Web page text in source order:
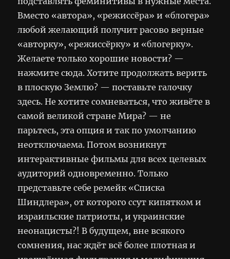
Вместо «автора», «режиссёра» и «блогера»
любой желающий получит расово верные
«авторку», «режиссёрку» и «блогерку».
Желаете только хорошие новости? —
нажмите сюда. Хотите продолжать верить
в плоскую Землю? — поставьте галочку
здесь. Не хотите сомневаться, что живёте в
самой великой стране Мира? — не
парьтесь, эта опция и так по умолчанию
неотключаема. Потом возникнут
интерактивные фильмы для всех целевых
аудиторий одновременно. Только
представьте себе ремейк «Списка
Шиндлера», от которого ссут кипятком и
израильские патриоты, и украинские
неонацисты?! В будущем, вне всякого
сомнения, нас ждёт всё более плотная и